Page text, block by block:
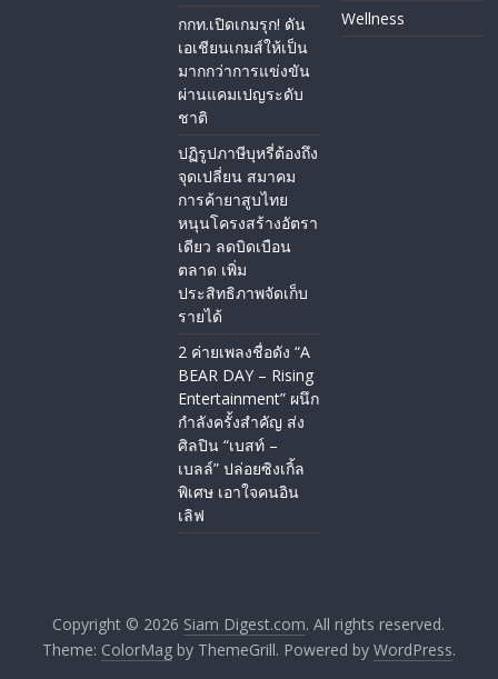
กกท.เปิดเกมรุก! ดัน
เอเชียนเกมส์ให้เป็น
มากกว่าการแข่งขัน
ผ่านแคมเปญระดับ
ชาติ
ปฏิรูปภาษีบุหรี่ต้องถึง
จุดเปลี่ยน สมาคม
การค้ายาสูบไทย
หนุนโครงสร้างอัตรา
เดียว ลดบิดเบือน
ตลาด เพิ่ม
ประสิทธิภาพจัดเก็บ
รายได้
2 ค่ายเพลงชื่อดัง “A
BEAR DAY – Rising
Entertainment” ผนึก
กำลังครั้งสำคัญ ส่ง
ศิลปิน “เบสท์ –
เบลล์” ปล่อยซิงเกิ้ล
พิเศษ เอาใจคนอิน
เลิฟ
Wellness
Copyright © 2026 Siam Digest.com. All rights reserved.
Theme: ColorMagby ThemeGrill. Powered by WordPress.